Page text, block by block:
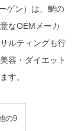
ゲン）は、鯛の
なOEMメーカ
ルティングも行
容・ダイエット
す。
の9